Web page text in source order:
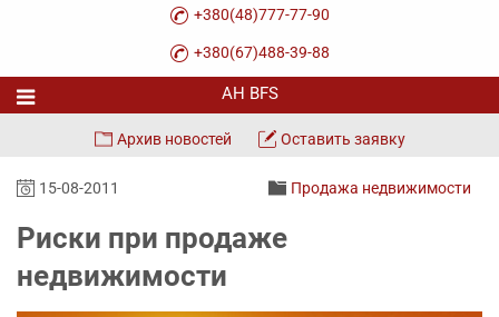
+380(48)777-77-90
+380(67)488-39-88
Архив новостей Оставить заявку
15-08-2011 Продажа недвижимости
Риски при продаже
недвижимости